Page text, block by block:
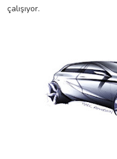
çalışıyor.